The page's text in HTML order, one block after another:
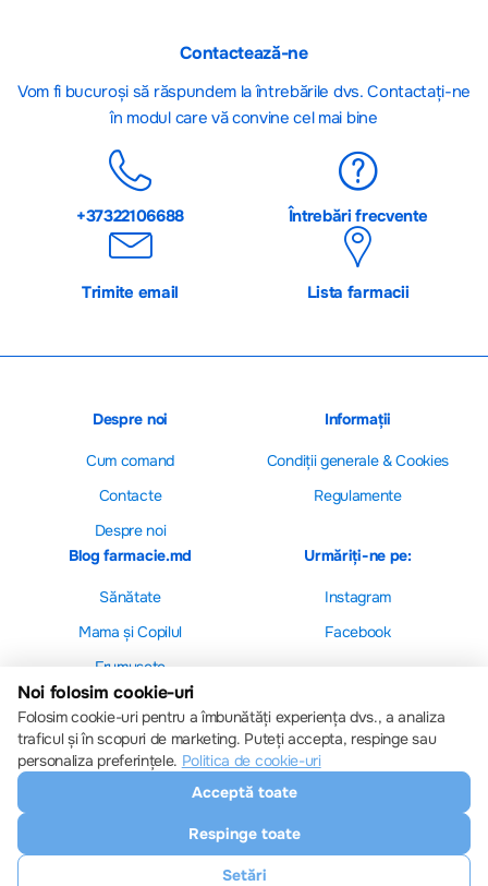
Contactează-ne
Vom fi bucuroși să răspundem la întrebările dvs. Contactați-ne
în modul care vă convine cel mai bine
+37322106688 Întrebări frecvente
Trimite email Lista farmacii
Despre noi
Cum comand
Contacte
Despre noi
Informații
Сondiții generale & Cookies
Regulamente
Blog farmacie.md
Sănătate
Mama și Copilul
Frumusețe
Urmăriți-ne pe:
Instagram
Facebook
Farmacie.md
Descărcați aplicația noastră
Setări cookie-uri
Politica de cookie-uri
Noi folosim cookie-uri
Folosim cookie-uri pentru a îmbunătăți experiența dvs., a analiza
traficul și în scopuri de marketing. Puteți accepta, respinge sau
personaliza preferințele. Politica de cookie-uri
Acceptă toate
Respinge toate
Setări